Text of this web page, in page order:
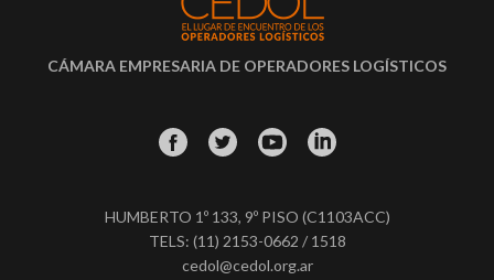
CÁMARA EMPRESARIA DE OPERADORES LOGÍSTICOS
HUMBERTO 1º 133, 9º PISO (C1103ACC)
TELS: (11) 2153-0662 / 1518
cedol@cedol.org.ar